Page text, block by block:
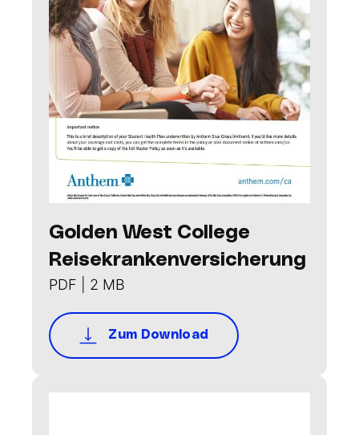
Golden West College
Reisekrankenversicherung
PDF | 2 MB
Zum Download